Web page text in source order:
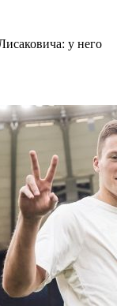
у него